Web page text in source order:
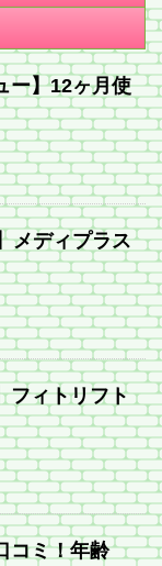
ー】12ヶ月使
メディプラス
フィトリフト
コミ！年齢